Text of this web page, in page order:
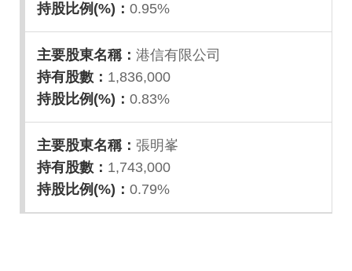
0.95%
港信有限公司
1,836,000
0.83%
張明峯
1,743,000
0.79%